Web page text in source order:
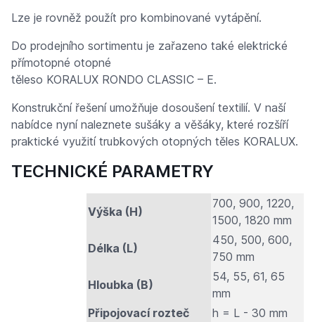
Lze je rovněž použít pro kombinované vytápění.
Do prodejního sortimentu je zařazeno také elektrické
přímotopné otopné
těleso KORALUX RONDO CLASSIC – E.
Konstrukční řešení umožňuje dosoušení textilií. V naší
nabídce nyní naleznete sušáky a věšáky, které rozšíří
praktické využití trubkových otopných těles KORALUX.
TECHNICKÉ PARAMETRY
Výška (H)
700, 900, 1220,
1500, 1820 mm
Délka (L)
450, 500, 600,
750 mm
Hloubka (B)
54, 55, 61, 65
mm
Připojovací rozteč
h = L - 30 mm